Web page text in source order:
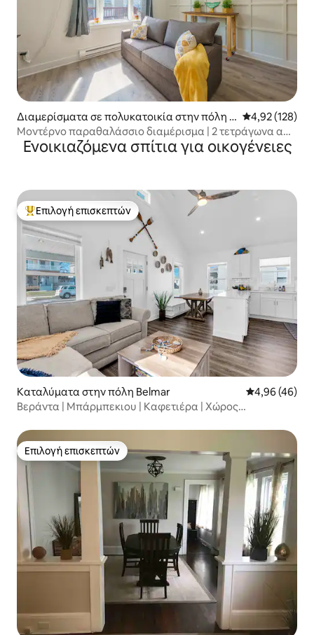
Διαμερίσματα σε πολυκατοικία στην πόλη S
easide Heights
Μέση
4,92 (128)
Μοντέρνο παραθαλάσσιο διαμέρισμα | 2 τετράγωνα από
την παραλία + πάρκινγκ
Ενοικιαζόμενα σπίτια για οικογένειες
Κορυφαία επιλογή επισκεπτών
Επιλογή επισκεπτών
Καταλύματα στην πόλη Belmar Μέση
4,96 (46)
Βεράντα | Μπάρμπεκιου | Καφετιέρα | Χώρος
Επιλογή επισκεπτών
Επιλογή επισκεπτών